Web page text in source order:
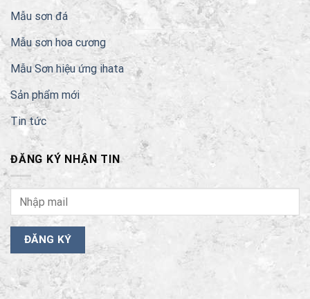
Mẫu sơn đá
Mẫu sơn hoa cương
Mẫu Sơn hiệu ứng ihata
Sản phẩm mới
Tin tức
ĐĂNG KÝ NHẬN TIN